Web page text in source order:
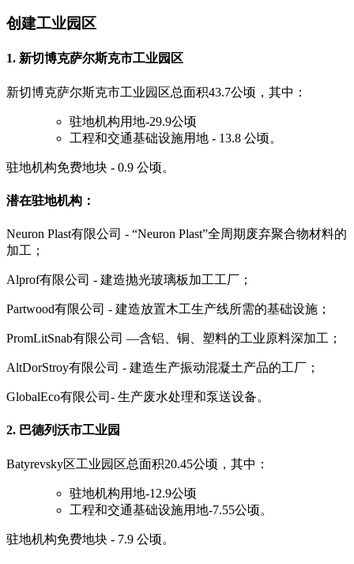
创建工业园区
1. 新切博克萨尔斯克市工业园区
新切博克萨尔斯克市工业园区总面积43.7公顷，其中：
驻地机构用地-29.9公顷
工程和交通基础设施用地 - 13.8 公顷。
驻地机构免费地块 - 0.9 公顷。
潜在驻地机构：
Neuron Plast有限公司 - “Neuron Plast”全周期废弃聚合物材料的
加工；
Alprof有限公司 - 建造抛光玻璃板加工工厂；
Partwood有限公司 - 建造放置木工生产线所需的基础设施；
PromLitSnab有限公司 —含铝、铜、塑料的工业原料深加工；
AltDorStroy有限公司 - 建造生产振动混凝土产品的工厂；
GlobalEco有限公司- 生产废水处理和泵送设备。
2. 巴德列沃市工业园
Batyrevsky区工业园区总面积20.45公顷，其中：
驻地机构用地-12.9公顷
工程和交通基础设施用地-7.55公顷。
驻地机构免费地块 - 7.9 公顷。